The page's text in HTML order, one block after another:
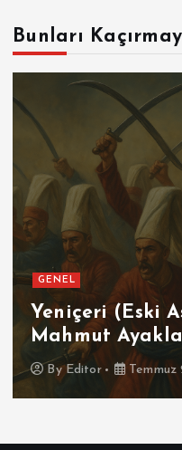
Bunları
GENEL
Yeniçeri (Eski
Mahmut
By Editor Temmuz